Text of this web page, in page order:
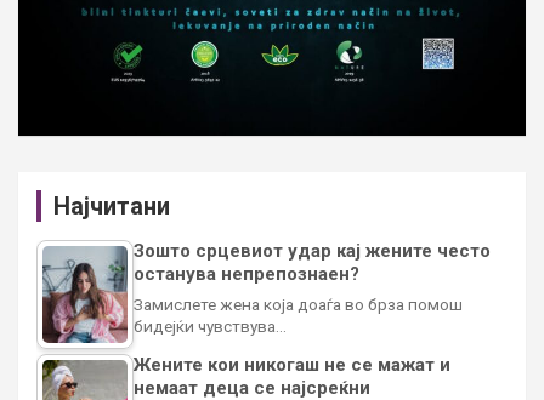
Најчитани
Зошто срцевиот удар кај жените често
останува непрепознаен?
Замислете жена која доаѓа во брза помош
бидејќи чувствува…
Жените кои никогаш не се мажат и
немаат деца се најсреќни